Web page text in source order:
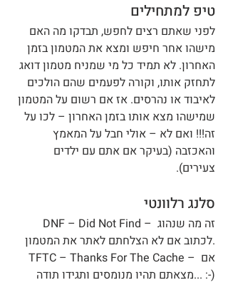
טיפ למתחילים
לפני שאתם רצים לחפש, תבדקו מה האם
מישהו אחר חיפש ומצא את המטמון בזמן
האחרון. לא תמיד כל מי שמניח מטמון דואג
לתחזק אותו, וקורה לפעמים שהם הולכים
לאיבוד או נהרסים. אז אם רשום על המטמון
שמישהו מצא אותו בזמן האחרון – לכו על
זה!!! ואם לא – אולי חבל על המאמץ
והאכזבה (בעיקר אם אתם עם ילדים
צעירים).
סלנג רלוונטי
DNF – Did Not Find – זה מה שנהוג
לכתוב אם לא הצלחתם לאתר את המטמון.
TFTC – Thanks For The Cache – אם
מצאתם תהיו מנומסים ותגידו תודה... :-)